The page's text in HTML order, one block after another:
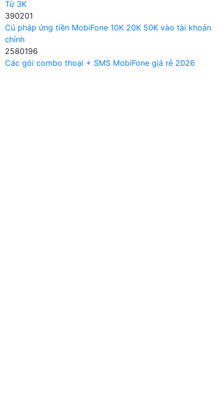
Từ 3K
390201
Cú pháp ứng tiền MobiFone 10K 20K 50K vào tài khoản
chính
2580196
Các gói combo thoại + SMS MobiFone giá rẻ 2026